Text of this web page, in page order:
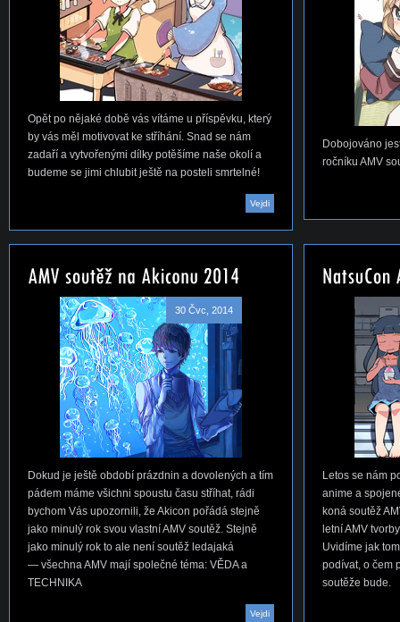
Opět po nějaké době vás vítáme u příspěvku, který
by vás měl motivovat ke stříhání. Snad se nám
zadaří a vytvořenými dílky potěšíme naše okolí a
budeme se jimi chlubit ještě na posteli smrtelné!
Vejdi
Dobojováno
ročníku AMV
30 Čvc, 2014
Dokud je ještě období prázdnin a dovolených a tím
pádem máme všichni spoustu času stříhat, rádi
bychom Vás upozornili, že Akicon pořádá stejně
jako minulý rok svou vlastní AMV soutěž. Stejně
jako minulý rok to ale není soutěž ledajaká
— všechna AMV mají společné téma: VĚDA a
TECHNIKA
Vejdi
Letos se nám
anime a
koná soutěž
letní AMV
Uvidíme jak
podívat, o čem
soutěže bude.